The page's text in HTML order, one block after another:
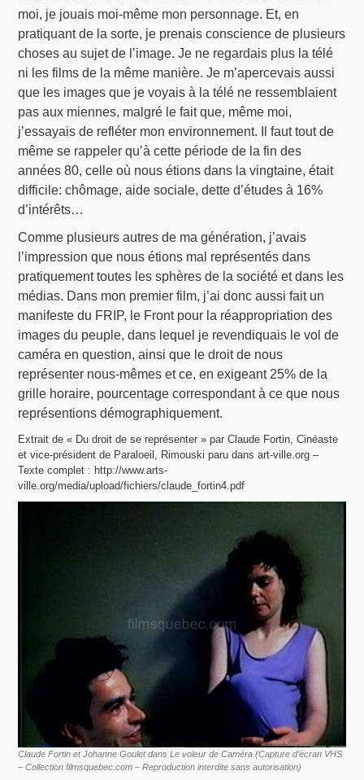
moi, je jouais moi-même mon personnage. Et, en
pratiquant de la sorte, je prenais conscience de plusieurs
choses au sujet de l’image. Je ne regardais plus la télé
ni les films de la même manière. Je m’apercevais aussi
que les images que je voyais à la télé ne ressemblaient
pas aux miennes, malgré le fait que, même moi,
j’essayais de refléter mon environnement. Il faut tout de
même se rappeler qu’à cette période de la fin des
années 80, celle où nous étions dans la vingtaine, était
difficile: chômage, aide sociale, dette d’études à 16%
d’intérêts…
Comme plusieurs autres de ma génération, j’avais
l’impression que nous étions mal représentés dans
pratiquement toutes les sphères de la société et dans les
médias. Dans mon premier film, j’ai donc aussi fait un
manifeste du FRIP, le Front pour la réappropriation des
images du peuple, dans lequel je revendiquais le vol de
caméra en question, ainsi que le droit de nous
représenter nous-mêmes et ce, en exigeant 25% de la
grille horaire, pourcentage correspondant à ce que nous
représentions démographiquement.
Extrait de « Du droit de se représenter » par Claude Fortin, Cinéaste
et vice-président de Paraloeil, Rimouski paru dans art-ville.org –
Texte complet : http://www.arts-
ville.org/media/upload/fichiers/claude_fortin4.pdf
Claude Fortin et Johanne Goulet dans Le voleur de Caméra (Capture d’écran VHS
– Collection filmsquebec.com – Reproduction interdite sans autorisation)